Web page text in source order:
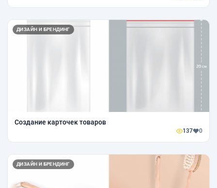
ДИЗАЙН И БРЕНДИНГ
Создание карточек товаров
137 0
ДИЗАЙН И БРЕНДИНГ